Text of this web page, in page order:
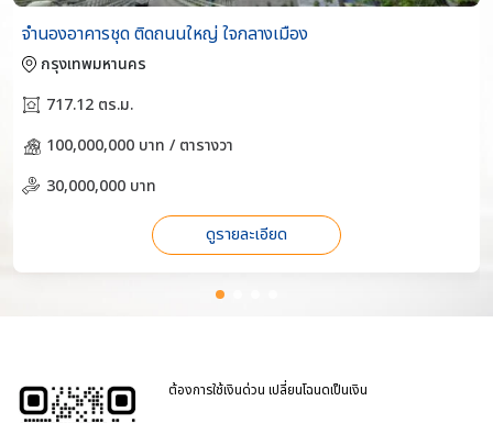
จำนองอาคารชุด ติดถนนใหญ่ ใจกลางเมือง
กรุงเทพมหานคร
717.12 ตร.ม.
100,000,000 บาท / ตารางวา
30,000,000 บาท
ดูรายละเอียด
ต้องการใช้เงินด่วน เปลี่ยนโฉนดเป็นเงิน